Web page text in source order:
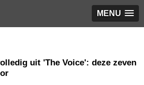
MENU
uit 'The Voice': deze zeven